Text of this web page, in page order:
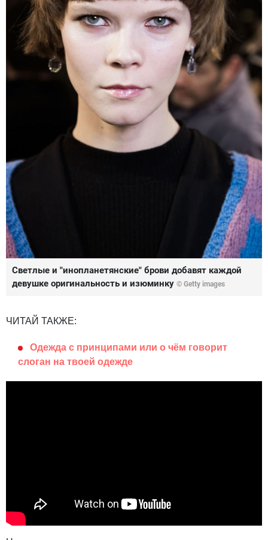
Светлые и "инопланетянские" брови добавят каждой
девушке оригинальность и изюминку © Getty images
ЧИТАЙ ТАКЖЕ:
Одежда с принципами или о чём говорит
слоган на твоей одежде